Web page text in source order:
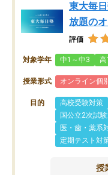
東大毎
放題の
評価
対象学年 中1～中3
授業形式 オンライン個
目的 高校受験対策
国公立2次試
医・歯・薬系
定期テスト対
授